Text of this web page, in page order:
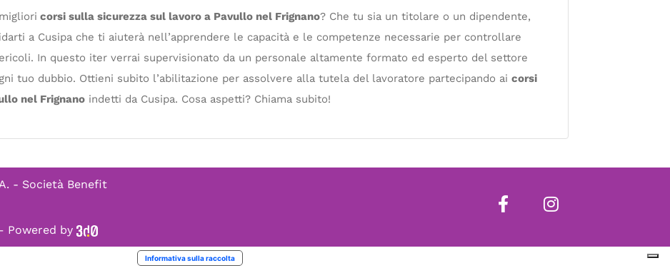
corsi sulla sicurezza sul lavoro a Pavullo nel Frignano? Che tu sia un titolare o un dipendente,
a Cusipa che ti aiuterà nell’apprendere le capacità e le competenze necessarie per controllare
In questo iter verrai supervisionato da un personale altamente formato ed esperto del settore
tuo dubbio. Ottieni subito l’abilitazione per assolvere alla tutela del lavoratore partecipando ai corsi
nel Frignano indetti da Cusipa. Cosa aspetti? Chiama subito!
- Società Benefit
Powered by
Informativa sulla raccolta